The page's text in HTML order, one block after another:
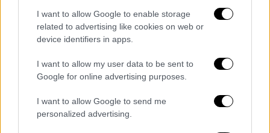
I want to allow Google to enable storage
related to advertising like cookies on web or
device identifiers in apps.
I want to allow my user data to be sent to
Google for online advertising purposes.
I want to allow Google to send me
personalized advertising.
ARTICOLI CORRELATI ALTRO DALL'AUTORE
Impianto di trattamento nella Cava
Iuliano, Aveta (M5s): “Caserta è satura”
Castel Volturno, Aveta (M5s): “La ZPS
certifica il valore dell’area”